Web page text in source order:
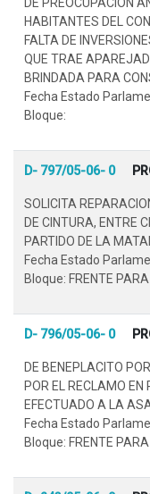
HABITANTES DEL
FALTA DE
QUE TRAE
BRINDADA PARA
Fecha Estado
Bloque:
D- 797/05-06- 0
SOLICITA
DE CINTURA, ENTRE
PARTIDO DE LA
Fecha Estado
Bloque: FRENTE
D- 796/05-06- 0
DE BENEPLACITO
POR EL RECLAMO
EFECTUADO A LA
Fecha Estado
Bloque: FRENTE